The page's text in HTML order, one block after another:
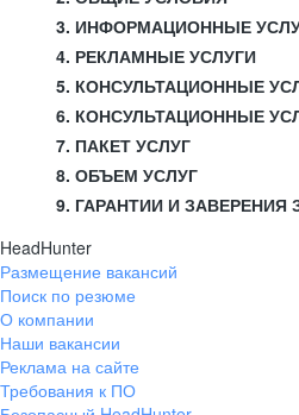
3. ИНФОРМАЦИОННЫЕ
4. РЕКЛАМНЫЕ УСЛУГИ
5. КОНСУЛЬТАЦИОННЫЕ
6. КОНСУЛЬТАЦИОННЫЕ
7. ПАКЕТ УСЛУГ
8. ОБЪЕМ УСЛУГ
9. ГАРАНТИИ И ЗАВЕРЕНИЯ
HeadHunter
Размещение вакансий
Поиск по резюме
О компании
Наши вакансии
Реклама на сайте
Требования к ПО